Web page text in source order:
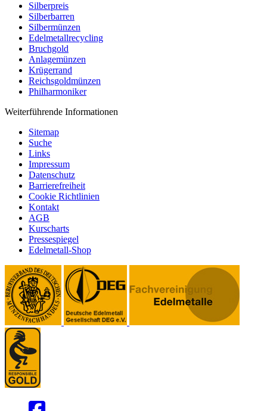
Silberpreis
Silberbarren
Silbermünzen
Edelmetallrecycling
Bruchgold
Anlagemünzen
Krügerrand
Reichsgoldmünzen
Philharmoniker
Weiterführende Informationen
Sitemap
Suche
Links
Impressum
Datenschutz
Barrierefreiheit
Cookie Richtlinien
Kontakt
AGB
Kurscharts
Pressespiegel
Edelmetall-Shop